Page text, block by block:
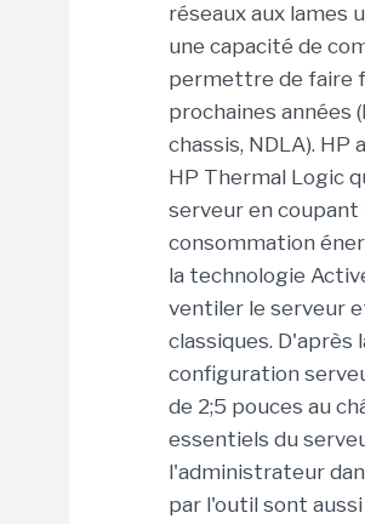
réseaux aux lames
une capacité de
permettre de faire
prochaines années
chassis, NDLA).
HP Thermal Logic
serveur en coupant
consommation
la technologie
ventiler le serveur
classiques. D'après
configuration
de 2;5 pouces au
essentiels du
l'administrateur
par l'outil sont